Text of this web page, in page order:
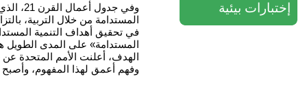
وفي جدول أعمال القرن ،
المستدامة من خلال التربية،
في تحقيق أهداف التنمية
المستدامة» على المدى الطويل هو
الهدف، أعلنت الأمم المتحدة عن
وفهم أعمق لهذا المفهوم،
إختبارات بيئية